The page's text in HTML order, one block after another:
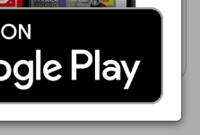
Piros újburgonya
Akciós újság
megtekintése